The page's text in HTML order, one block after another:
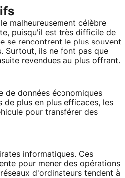
malheureusement célèbre
puisqu'il est très difficile de
se rencontrent le plus souvent
Surtout, ils ne font pas que
revendues au plus offrant.
de données économiques
de plus en plus efficaces, les
pour transférer des
informatiques. Ces
pour mener des opérations
d'ordinateurs tendent à